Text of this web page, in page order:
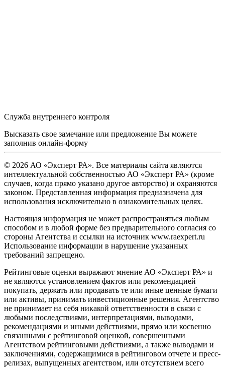
Служба внутреннего контроля
Высказать свое замечание или предложение Вы можете
заполнив онлайн-форму
© 2026 АО «Эксперт РА». Все материалы сайта являются
интеллектуальной собственностью АО «Эксперт РА» (кроме
случаев, когда прямо указано другое авторство) и охраняются
законом. Представленная информация предназначена для
использования исключительно в ознакомительных целях.
Настоящая информация не может распространяться любым
способом и в любой форме без предварительного согласия со
стороны Агентства и ссылки на источник www.raexpert.ru
Использование информации в нарушение указанных
требований запрещено.
Рейтинговые оценки выражают мнение АО «Эксперт РА» и
не являются установлением фактов или рекомендацией
покупать, держать или продавать те или иные ценные бумаги
или активы, принимать инвестиционные решения. Агентство
не принимает на себя никакой ответственности в связи с
любыми последствиями, интерпретациями, выводами,
рекомендациями и иными действиями, прямо или косвенно
связанными с рейтинговой оценкой, совершенными
Агентством рейтинговыми действиями, а также выводами и
заключениями, содержащимися в рейтинговом отчете и пресс-
релизах, выпущенных агентством, или отсутствием всего